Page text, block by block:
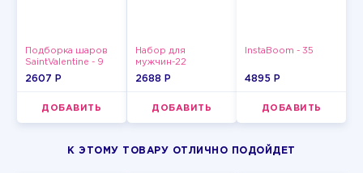
Подборка шаров
SaintValentine - 9
2607 P
ДОБАВИТЬ
Набор для
мужчин-22
2688 P
ДОБАВИТЬ
InstaBoom - 35
4895 P
ДОБАВИТЬ
К ЭТОМУ ТОВАРУ ОТЛИЧНО ПОДОЙДЕТ